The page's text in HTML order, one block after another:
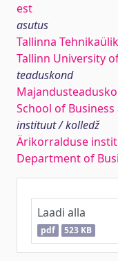
est
asutus
Tallinna
Tallinn University
teaduskond
School of
instituut / kolledž
Ärikorralduse
Department of
Laadi alla
pdf 523 KB